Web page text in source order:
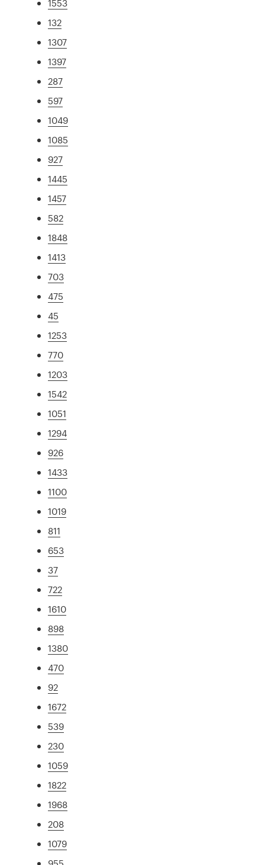
1553
132
1307
1397
287
597
1049
1085
927
1445
1457
582
1848
1413
703
475
45
1253
770
1203
1542
1051
1294
926
1433
1100
1019
811
653
37
722
1610
898
1380
470
92
1672
539
230
1059
1822
1968
208
1079